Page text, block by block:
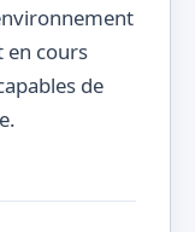
en cours
de